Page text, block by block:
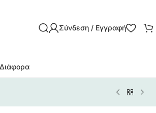
Σύνδεση / Εγγραφή
Διάφορα